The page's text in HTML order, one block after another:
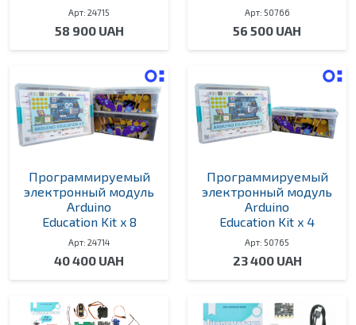
Арт: 24715
58 900 UAH
Арт: 50766
56 500 UAH
Программируемый
электронный модуль
Arduino
Education Kit x 8
Арт: 24714
40 400 UAH
Программируемый
электронный модуль
Arduino
Education Kit x 4
Арт: 50765
23 400 UAH